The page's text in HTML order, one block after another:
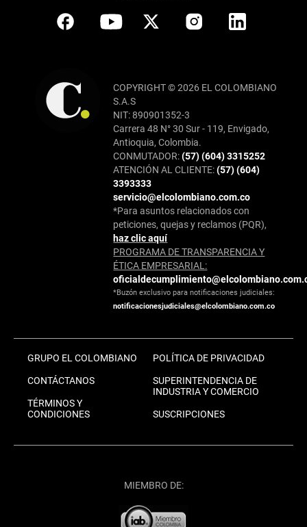
COPYRIGHT © 2026 EL COLOMBIANO
S.A.S
NIT: 890901352-3
Carrera 48 N° 30 Sur - 119, Envigado,
Antioquia, Colombia.
CONMUTADOR:(57) (604) 3315252
ATENCIÓN AL CLIENTE:(57) (604)
3393333
servicio@elcolombiano.com.co
*Para asuntos relacionados con
peticiones, quejas y reclamos (PQR),
haz clic aquí
PROGRAMA DE TRANSPARENCIA Y
ÉTICA EMPRESARIAL:
*Buzón exclusivo para notificaciones judiciales:
notificacionesjudiciales@elcolombiano.com.co
GRUPO EL COLOMBIANO
CONTÁCTANOS
TÉRMINOS Y
CONDICIONES
POLÍTICA DE PRIVACIDAD
SUPERINTENDENCIA DE
INDUSTRIA Y COMERCIO
SUSCRIPCIONES
MIEMBRO DE: